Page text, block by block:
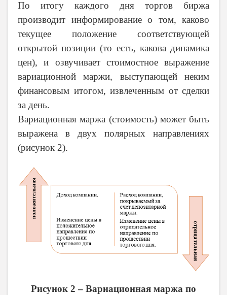
По итогу каждого дня торгов биржа
производит информирование о том, каково
текущее положение соответствующей
открытой позиции (то есть, какова динамика
цен), и озвучивает стоимостное выражение
вариационной маржи, выступающей неким
финансовым итогом, извлеченным от сделки
за день.
Вариационная маржа (стоимость) может быть
выражена в двух полярных направлениях
(рисунок 2).
Рисунок 2 – Вариационная маржа по